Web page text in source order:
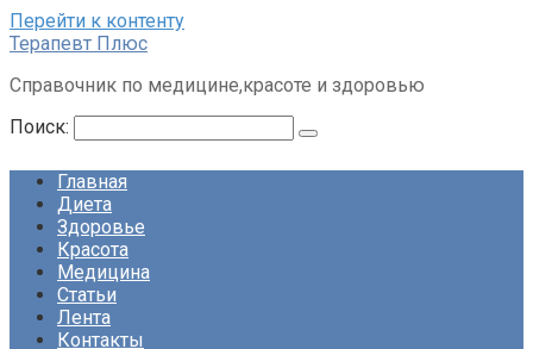
Перейти к контенту
Терапевт Плюс
Справочник по медицине,красоте и здоровью
Поиск:
Главная
Диета
Здоровье
Красота
Медицина
Статьи
Лента
Контакты